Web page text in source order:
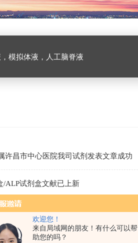
欢迎您！
来自局域网的朋友！有什么可以帮
助您的吗？
模拟体液，人工脑脊液
许昌市中心医院我司试剂发表文章成功
/ALP试剂盒文献已上新
隆抗体发表文献成功
人民医院我司产品发表文章成功